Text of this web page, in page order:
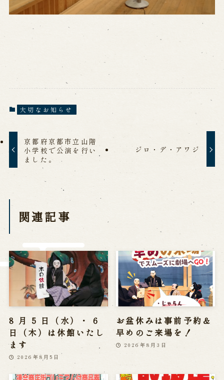
メールフォームから予約
求人情報
※株式会社うずのくに南あわじの求人情報ページへ移動します
関連施設
通販サイトうずのくに
道の駅うずしお
うずの丘大鳴門橋記念館
大切なお知らせ
京都府京都市立山階
小学校で公演を行い
ました。
ジロ・デ・アワジ
関連記事
8 月 5 日（水）・ 6
日（木）は休館いたし
ます
2026年8月5日
お盆休みは事前予約＆
早めのご来場を！
2026年8月3日